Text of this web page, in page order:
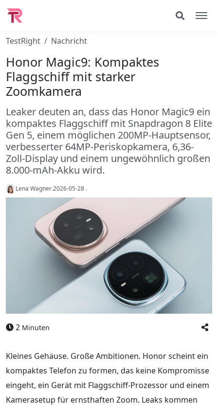
TestRight Nachricht
Honor Magic9: Kompaktes
Flaggschiff mit starker
Zoomkamera
Leaker deuten an, dass das Honor Magic9 ein
kompaktes Flaggschiff mit Snapdragon 8 Elite
Gen 5, einem möglichen 200MP-Hauptsensor,
verbesserter 64MP-Periskopkamera, 6,36-
Zoll-Display und einem ungewöhnlich großen
8.000-mAh-Akku wird.
Lena Wagner.2026-05-28 .
2 Minuten
Kleines Gehäuse. Große Ambitionen. Honor scheint ein
kompaktes Telefon zu formen, das keine Kompromisse
eingeht, ein Gerät mit Flaggschiff-Prozessor und einem
Kamerasetup für ernsthaften Zoom. Leaks kommen